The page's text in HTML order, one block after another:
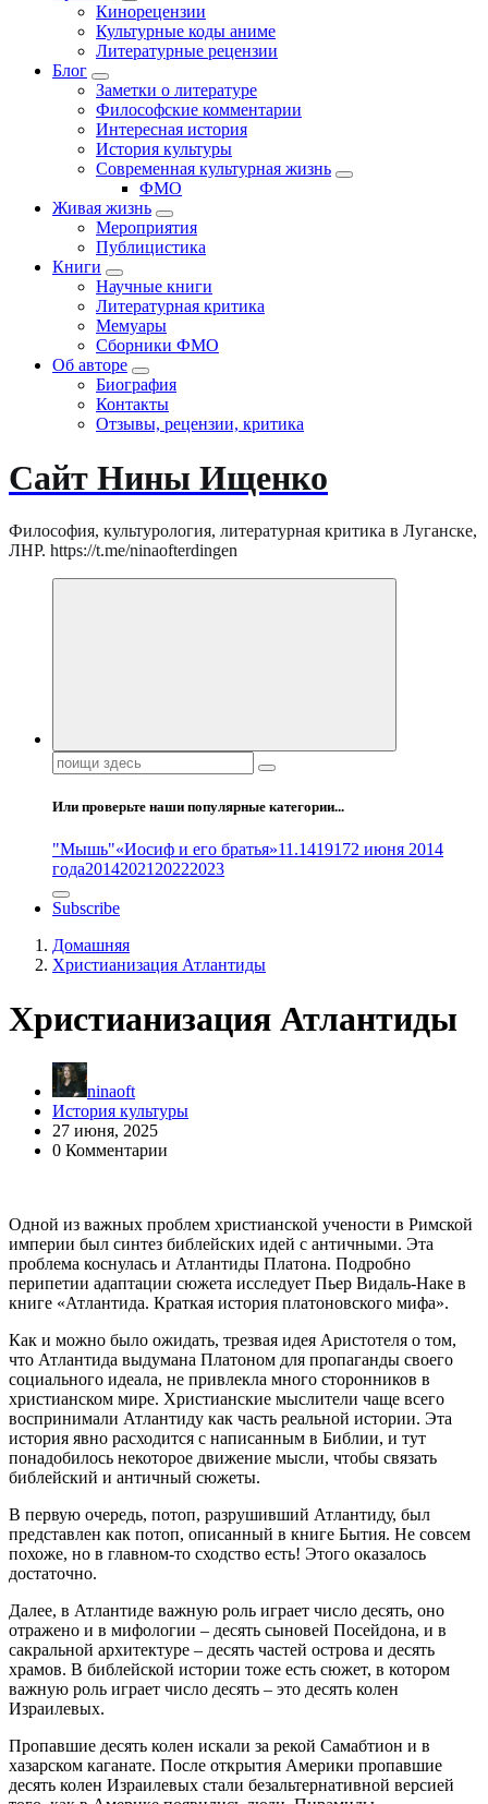
Кинорецензии
Культурные коды аниме
Литературные рецензии
Блог
Заметки о литературе
Философские комментарии
Интересная история
История культуры
Современная культурная жизнь
ФМО
Живая жизнь
Мероприятия
Публицистика
Книги
Научные книги
Литературная критика
Мемуары
Сборники ФМО
Об авторе
Биография
Контакты
Отзывы, рецензии, критика
Сайт Нины Ищенко
Философия, культурология, литературная критика в Луганске,
ЛНР. https://t.me/ninaofterdingen
Поиск:
Или проверьте наши популярные категории...
"Мышь"«Иосиф и его братья»11.1419172 июня 2014
года2014202120222023
Subscribe
Домашняя
Христианизация Атлантиды
Христианизация Атлантиды
ninaoft
История культуры
27 июня, 2025
0 Комментарии
Одной из важных проблем христианской учености в Римской
империи был синтез библейских идей с античными. Эта
проблема коснулась и Атлантиды Платона. Подробно
перипетии адаптации сюжета исследует Пьер Видаль-Наке в
книге «Атлантида. Краткая история платоновского мифа».
Как и можно было ожидать, трезвая идея Аристотеля о том,
что Атлантида выдумана Платоном для пропаганды своего
социального идеала, не привлекла много сторонников в
христианском мире. Христианские мыслители чаще всего
воспринимали Атлантиду как часть реальной истории. Эта
история явно расходится с написанным в Библии, и тут
понадобилось некоторое движение мысли, чтобы связать
библейский и античный сюжеты.
В первую очередь, потоп, разрушивший Атлантиду, был
представлен как потоп, описанный в книге Бытия. Не совсем
похоже, но в главном-то сходство есть! Этого оказалось
достаточно.
Далее, в Атлантиде важную роль играет число десять, оно
отражено и в мифологии – десять сыновей Посейдона, и в
сакральной архитектуре – десять частей острова и десять
храмов. В библейской истории тоже есть сюжет, в котором
важную роль играет число десять – это десять колен
Израилевых.
Пропавшие десять колен искали за рекой Самабтион и в
хазарском каганате. После открытия Америки пропавшие
десять колен Израилевых стали безальтернативной версией